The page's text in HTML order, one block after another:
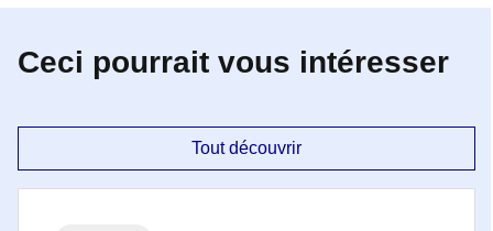
Ceci pourrait vous intéresser
Tout découvrir